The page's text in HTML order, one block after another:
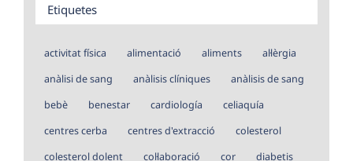
Etiquetes
activitat física alimentació aliments
al·lèrgia
anàlisi de sang
anàlisis clíniques
anàlisis de sang
bebè
benestar cardiología
celiaquía
centres cerba
centres d'extracció
colesterol
colesterol dolent
col·laboració cor
diabetis